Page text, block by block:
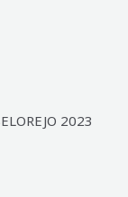
2023